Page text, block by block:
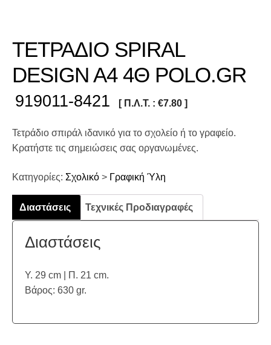
ΤΕΤΡΑΔΙΟ SPIRAL
DESIGN A4 4Θ POLO.GR
919011-8421 [ Π.Λ.Τ. : €7.80 ]
Τετράδιο σπιράλ ιδανικό για το σχολείο ή το γραφείο.
Κρατήστε τις σημειώσεις σας οργανωμένες.
Κατηγορίες: Σχολικό > Γραφική Ύλη
Διαστάσεις Τεχνικές Προδιαγραφές
Διαστάσεις
Υ. 29 cm | Π. 21 cm.
Βάρος: 630 gr.